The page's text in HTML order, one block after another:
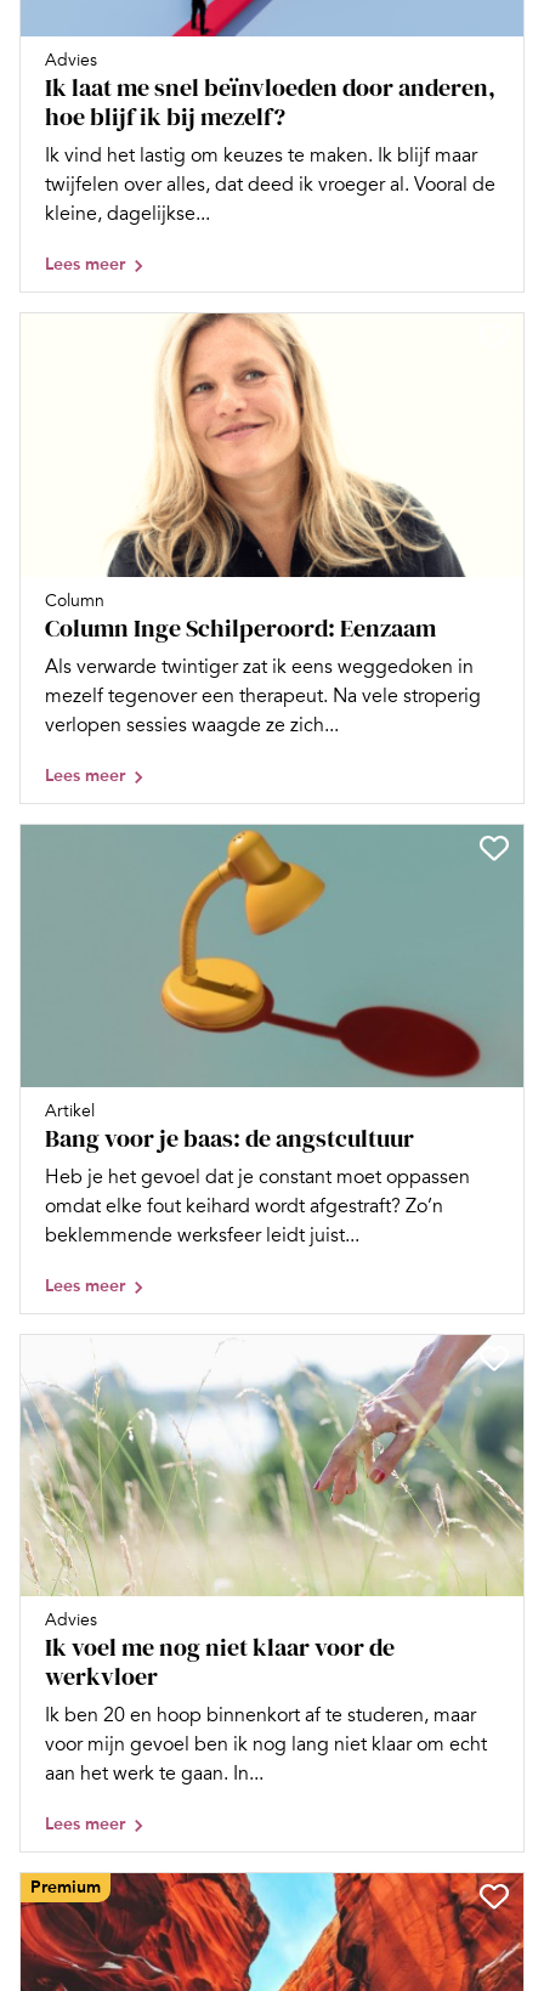
Advies
Ik laat me snel beïnvloeden door anderen,
hoe blijf ik bij mezelf?
Ik vind het lastig om keuzes te maken. Ik blijf maar
twijfelen over alles, dat deed ik vroeger al. Vooral de
kleine, dagelijkse...
Lees meer
Column
Column Inge Schilperoord: Eenzaam
Als verwarde twintiger zat ik eens weggedoken in
mezelf tegenover een therapeut. Na vele stroperig
verlopen sessies waagde ze zich...
Lees meer
Artikel
Bang voor je baas: de angstcultuur
Heb je het gevoel dat je constant moet oppassen
omdat elke fout keihard wordt afgestraft? Zo’n
beklemmende werksfeer leidt juist...
Lees meer
Advies
Ik voel me nog niet klaar voor de
werkvloer
Ik ben 20 en hoop binnenkort af te studeren, maar
voor mijn gevoel ben ik nog lang niet klaar om echt
aan het werk te gaan. In...
Lees meer
Premium